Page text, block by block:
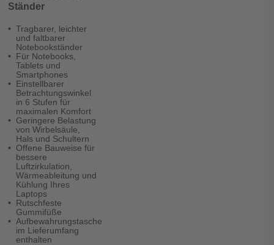
Ständer
Tragbarer, leichter
und faltbarer
Notebookständer
Für Notebooks,
Tablets und
Smartphones
Einstellbarer
Betrachtungswinkel
in 6 Stufen für
maximalen Komfort
Geringere Belastung
von Wirbelsäule,
Hals und Schultern
Offene Bauweise für
bessere
Luftzirkulation,
Wärmeableitung und
Kühlung Ihres
Laptops
Rutschfeste
Gummifüße
Aufbewahrungstasche
im Lieferumfang
enthalten